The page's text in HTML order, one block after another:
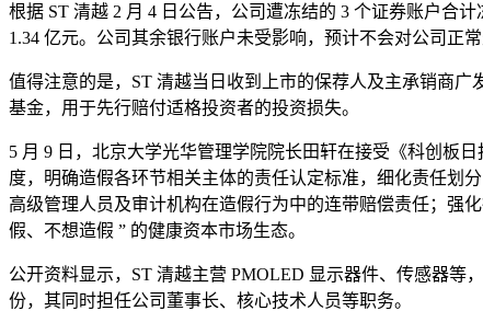
根据 ST 清越 2 月 4 日公告，公司遭冻结的 3 个证券账户合
1.34 亿元。公司其余银行账户未受影响，预计不会对公司正
值得注意的是，ST 清越当日收到上市的保荐人及主承销商
基金，用于先行赔付适格投资者的投资损失。
5 月 9 日，北京大学光华管理学院院长田轩在接受《科创板
度，明确造假各环节相关主体的责任认定标准，细化责任划
高级管理人员及审计机构在造假行为中的连带赔偿责任；强
假、不想造假 ” 的健康资本市场生态。
公开资料显示，ST 清越主营 PMOLED 显示器件、传感器等
份，其同时担任公司董事长、核心技术人员等职务。